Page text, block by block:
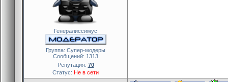
Генералиссимус
Группа: Cупер-модеры
Сообщений: 1313
Репутация: 70
Статус: Не в сети